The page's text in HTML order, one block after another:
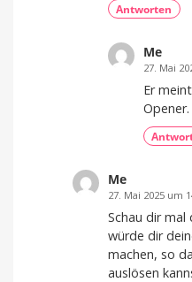
Antworten
Me
27. Mai
Er
Opener.
Me
27. Mai 2025 um
Schau dir mal
würde dir
machen, so
auslösen